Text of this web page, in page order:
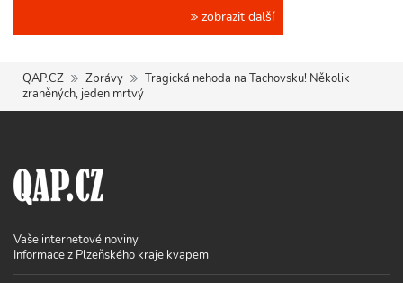
zobrazit další
QAP.CZ Zprávy
Tragická nehoda na Tachovsku! Několik
zraněných, jeden mrtvý
Vaše internetové noviny
Informace z Plzeňského kraje kvapem